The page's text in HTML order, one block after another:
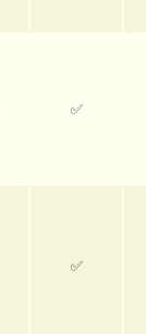
✅
✅